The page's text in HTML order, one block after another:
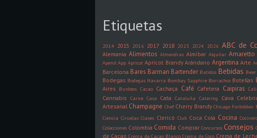
Etiquetas
2014 2015 2016 2017 2018 2023 2024 2026 ABC de
Alemania Alimentos Almendras Almíbar Alquilar Amaretto
Aperol App Apricot Apricot Brandy Arándano Argentina Arte
Barcelona Bares Barman Bartender Batidos Bebidas
Bodegas Bodegas Navarra Bombay Sapphire Borrachos Botellas
Aires Burdeos Cacao Cachaça Café Cafetera Caipiras
Cannabis Carne Casa Cata Cataluña Catering Cava
Artesanal Champagne Chef Cherry Brandy Chicago Forbidden
Ciencia Ciruelas Clases Clericó Club Coca Cola Cocina
Colecciones Colombia Comida Comprar Concursos Consejos
de Cacao Crema de Cacao Blanco Crema de Coco Crema de